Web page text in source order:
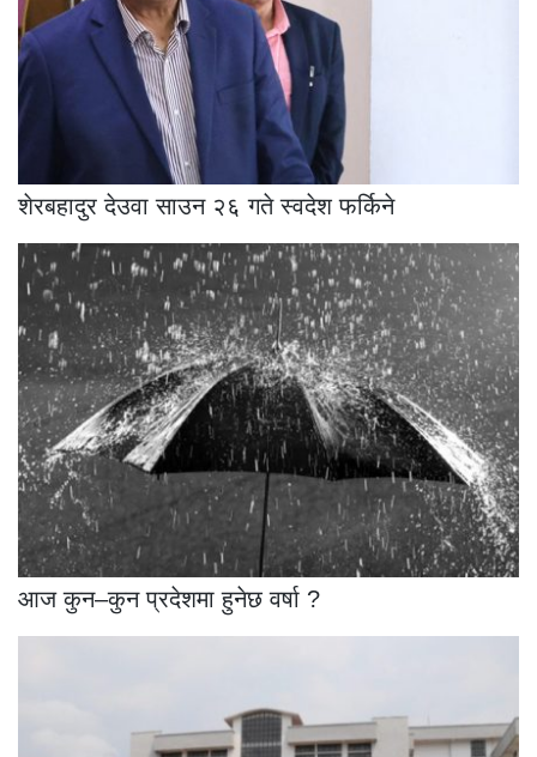
शेरबहादुर देउवा साउन २६ गते स्वदेश फर्किने
आज कुन–कुन प्रदेशमा हुनेछ वर्षा ?